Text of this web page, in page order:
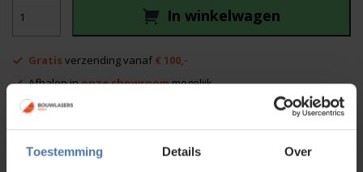
Toestemming Details Over
QL310
kofferslot
In winkelwagen
Gratis verzending vanaf € 100,-
Afhalen inonze showroommogelijk
Voor 15:00 besteld is
Productinformatie